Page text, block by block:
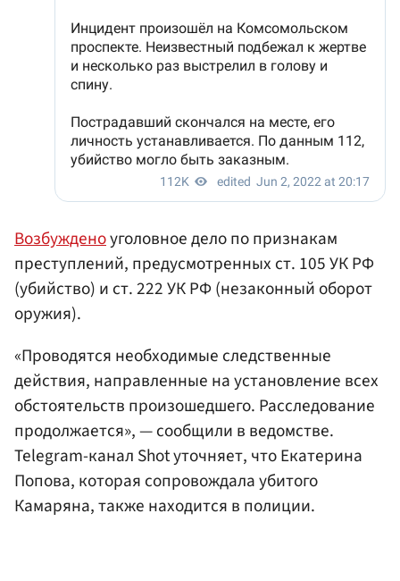
Возбужденоуголовное дело по признакам
преступлений, предусмотренных ст. 105 УК РФ
(убийство) и ст. 222 УК РФ (незаконный оборот
оружия).
«Проводятся необходимые следственные
действия, направленные на установление всех
обстоятельств произошедшего. Расследование
продолжается», — сообщили в ведомстве.
Telegram-канал Shot уточняет, что Екатерина
Попова, которая сопровождала убитого
Камаряна, также находится в полиции.